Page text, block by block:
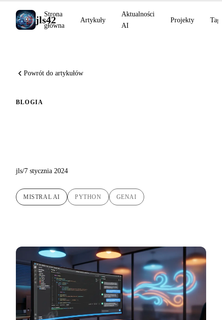
jls42
Strona
główna
Artykuły
Aktualności
AI
Projekty Tagi
Powrót do artykułów
BLOGIA
jls/7 stycznia 2024
MISTRAL AI PYTHON GENAI